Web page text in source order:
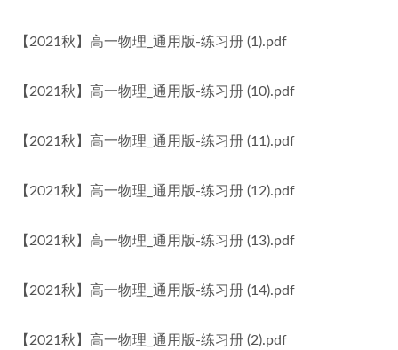
【2021秋】高一物理_通用版-练习册 (1).pdf
【2021秋】高一物理_通用版-练习册 (10).pdf
【2021秋】高一物理_通用版-练习册 (11).pdf
【2021秋】高一物理_通用版-练习册 (12).pdf
【2021秋】高一物理_通用版-练习册 (13).pdf
【2021秋】高一物理_通用版-练习册 (14).pdf
【2021秋】高一物理_通用版-练习册 (2).pdf